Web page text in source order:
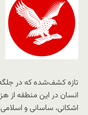
تازه کشف‌شده که در
انسان در این منطقه از
اشکانی، ساسانی و